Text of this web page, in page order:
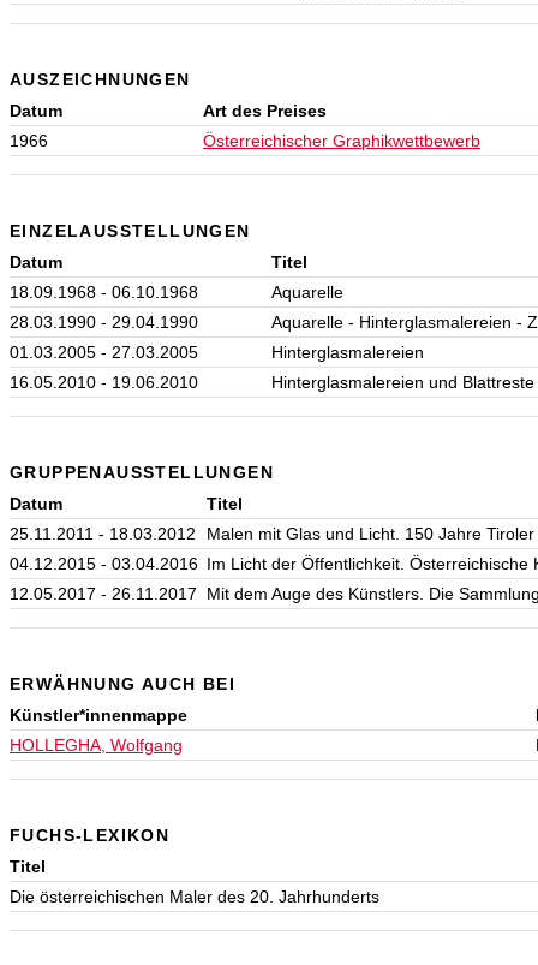
AUSZEICHNUNGEN
Datum
Art des Preises
1966
Österreichischer Graphikwettbewerb
EINZELAUSSTELLUNGEN
Datum
Titel
18.09.1968 - 06.10.1968
Aquarelle
28.03.1990 - 29.04.1990
Aquarelle - Hinterglasmalereien -
01.03.2005 - 27.03.2005
Hinterglasmalereien
16.05.2010 - 19.06.2010
Hinterglasmalereien und Blattreste
GRUPPENAUSSTELLUNGEN
Datum
Titel
25.11.2011 - 18.03.2012
Malen mit Glas und Licht. 150 Jahre
04.12.2015 - 03.04.2016 Im Licht der Öffentlichkeit.
12.05.2017 - 26.11.2017
Mit dem Auge des Künstlers. Die
ERWÄHNUNG AUCH BEI
Künstler*innenmappe
HOLLEGHA, Wolfgang
FUCHS-LEXIKON
Titel
Die österreichischen Maler des 20. Jahrhunderts